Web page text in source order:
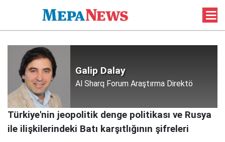
Galip Dalay
Al Sharq Forum Araştırma Direktö
Türkiye'nin jeopolitik denge politikası ve Rusya
ile ilişkilerindeki Batı karşıtlığının şifreleri